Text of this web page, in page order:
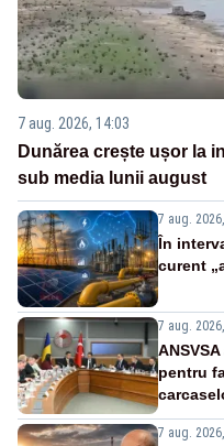
7 aug. 2026, 14:03
Dunărea crește ușor la
sub media lunii august
7 aug.
În
curent
7 aug.
pentru
7 aug.